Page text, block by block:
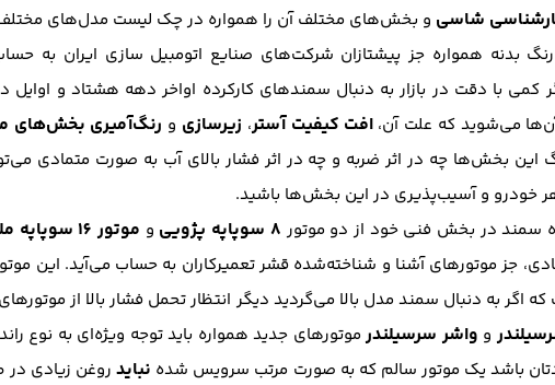
شاسی و بخش‌های مختلف آن را همواره در چک لیست مدل‌های مختلف
بدنه همواره جز پیشتازان شرکت‌های صنایع اتومبیل سازی ایران به
کمی با دقت در بازار به دنبال سمند‌های کارکرده اواخر دهه هشتاد و
می‌شوید که علت آن، افت کیفیت آستر، زیرسازی و رنگ‌آمیری بخش‌های
بخش‌ها چه در اثر ضربه و چه در اثر فشار بالای آب به صورت متمادی
خودرو و آسیب‌پذیری در این بخش‌ها باشید.
سمند در بخش فنی خود از دو موتور 8 سوپاپه پژویی و موتور 16 سوپاپه ملی
جز موتورهای آشنا و شناخته‌شده قشر تعمیرکاران به حساب می‌آید. این
اگر به دنبال سمند مدل بالا می‌گردید دیگر انتظار تحمل فشار بالا از موتورهای
و واشر سرسیلندرموتورهای جدید همواره باید توجه ویژه‌ای به نوع
باشد یک موتور سالم که به صورت مرتب سرویس شده نبایدروغن زیادی